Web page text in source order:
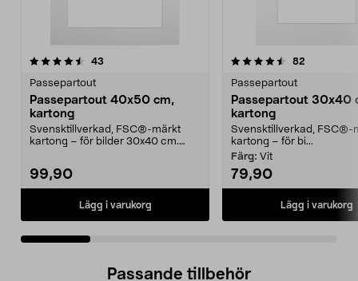
43
Passepartout
Passepartout 40x50 cm,
kartong
Svensktillverkad, FSC®-märkt
kartong – för bilder 30x40 cm.
99,90
Lägg i varukorg
4.5 av 5 stjärnor 82
Passepartout
Passepartout 30x40
kartong
Svensktillverkad, FSC®-
kartong – för bi...
Färg: Vit
79,90
Lägg i varukorg
4.5 av 5 stjärnor
Passande tillbehör